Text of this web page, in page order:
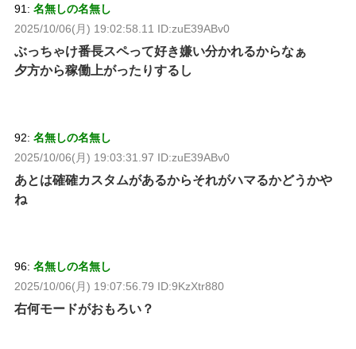
91: 名無しの名無し
2025/10/06(月) 19:02:58.11 ID:zuE39ABv0
ぶっちゃけ番長スペって好き嫌い分かれるからなぁ
夕方から稼働上がったりするし
92: 名無しの名無し
2025/10/06(月) 19:03:31.97 ID:zuE39ABv0
あとは確確カスタムがあるからそれがハマるかどうかや
ね
96: 名無しの名無し
2025/10/06(月) 19:07:56.79 ID:9KzXtr880
右何モードがおもろい？